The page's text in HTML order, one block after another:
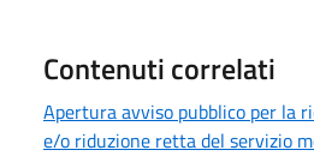
Contenuti correlati
Apertura avviso pubblico per la
e/o riduzione retta del servizio